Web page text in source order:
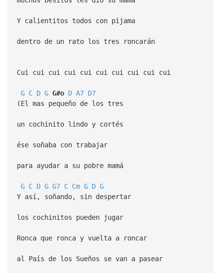
Y calientitos todos con pijama
dentro de un rato los tres roncarán
Cui cui cui cui cui cui cui cui cui cui
G C D G G#o D A7 D7
(El mas pequeño de los tres
un cochinito lindo y cortés
ése soñaba con trabajar
para ayudar a su pobre mamá
G C D G G7 C Cm G D G
Y así, soñando, sin despertar
los cochinitos pueden jugar
Ronca que ronca y vuelta a roncar
al País de los Sueños se van a pasear